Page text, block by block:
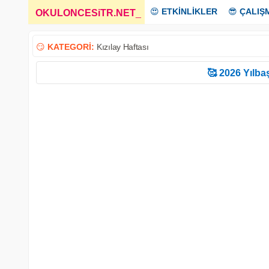
OKULONCESiTR.NET 😍 ETKİNLİKLER 😎
😏 KATEGORİ: Kızılay Haftası
🥰 2026